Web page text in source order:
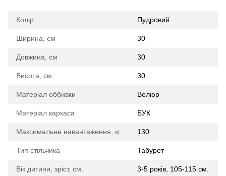
Колір Пудровий
Ширина, см 30
Довжина, см 30
Висота, см 30
Матеріал оббивки Велюр
Матеріал каркаса БУК
Максимальне навантаження, кг 130
Тип стільчика Табурет
Вік дитини, зріст, см. 3-5 років, 105-115 см.